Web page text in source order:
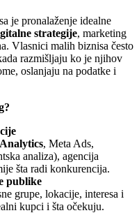
je pronalaženje idealne
strategije, marketing
Vlasnici malih biznisa često
razmišljaju ko je njihov
oslanjaju na podatke i
, Meta Ads,
analiza), agencija
šta radi konkurencija.
publike
grupe, lokacije, interesa i
kupci i šta očekuju.